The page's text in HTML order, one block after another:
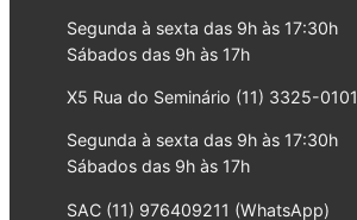
Segunda à sexta das 9h às 17:30h
Sábados das 9h às 17h
X5 Rua do Seminário (11) 3325-0101
Segunda à sexta das 9h às 17:30h
Sábados das 9h às 17h
SAC (11) 976409211 (WhatsApp)